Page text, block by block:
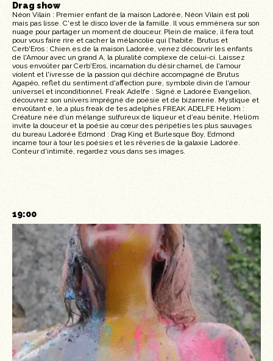
Drag show
Néon Vilain : Premier enfant de la maison Ladorée, Néon Vilain est poli
mais pas lisse. C'est le disco lover de la famille. Il vous emmènera sur son
nuage pour partager un moment de douceur. Plein de malice, il fera tout
pour vous faire rire et cacher la mélancolie qui l'habite. Brutus et
Cerb'Eros : Chien.es de la maison Ladorée, venez découvrir les enfants
de l'Amour avec un grand A, la pluralité complexe de celui-ci. Laissez
vous envoûter par Cerb'Eros, incarnation du désir charnel, de l'amour
violent et l'ivresse de la passion qui déchire accompagné de Brutus
Agapéo, reflet du sentiment d'affection pure, symbole divin de l'amour
universel et inconditionnel. Freak Adelfe : Signé.e Ladorée Evangelion,
découvrez son univers imprégné de poésie et de bizarrerie. Mystique et
envoûtant·e, le.a plus freak de tes adelphes FREAK ADELFE Heliom :
Créature née d’un mélange sulfureux de liqueur et d’eau bénite, Heli0m
invite la douceur et la poésie au cœur des péripéties les plus sauvages
du bureau Ladorée Edmond : Drag King et Burlesque Boy, Edmond
incarne tour à tour les poésies et les rêveries de la galaxie Ladorée.
Conteur d'intimité, regardez vous dans ses images.
19:00